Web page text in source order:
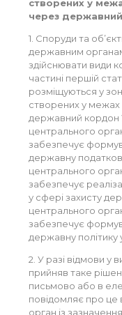
створених у
через
1. Споруди та
державним
здійснювати види
частині першій
розміщуються у
створених у межах
державний кордон
центрального
забезпечує
державну
центрального
забезпечує
у сфері захисту
центрального
забезпечує
державну політику
2. У разі відмови у
прийняв таке
письмово або в
повідомляє про це
орган із